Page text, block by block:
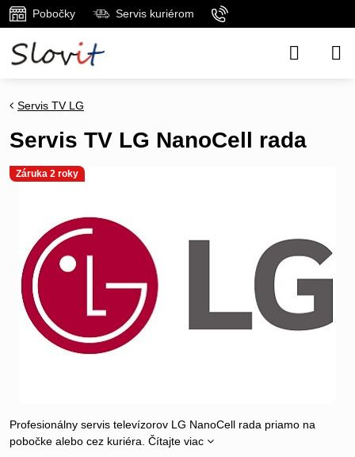
Pobočky Servis kuriérom
Záruka 2 roky
Servis TV LG
Servis TV LG NanoCell rada
Profesionálny servis televízorov LG NanoCell rada priamo na
pobočke alebo cez kuriéra. Čítajte viac